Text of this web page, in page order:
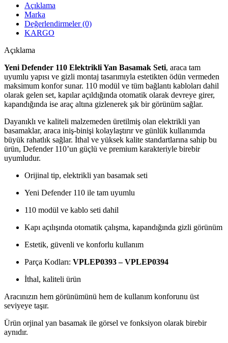
Açıklama
Marka
Değerlendirmeler (0)
KARGO
Açıklama
Yeni Defender 110 Elektrikli Yan Basamak Seti, araca tam
uyumlu yapısı ve gizli montaj tasarımıyla estetikten ödün vermeden
maksimum konfor sunar. 110 modül ve tüm bağlantı kabloları dahil
olarak gelen set, kapılar açıldığında otomatik olarak devreye girer,
kapandığında ise araç altına gizlenerek şık bir görünüm sağlar.
Dayanıklı ve kaliteli malzemeden üretilmiş olan elektrikli yan
basamaklar, araca iniş-binişi kolaylaştırır ve günlük kullanımda
büyük rahatlık sağlar. İthal ve yüksek kalite standartlarına sahip bu
ürün, Defender 110’un güçlü ve premium karakteriyle birebir
uyumludur.
Orijinal tip, elektrikli yan basamak seti
Yeni Defender 110 ile tam uyumlu
110 modül ve kablo seti dahil
Kapı açılışında otomatik çalışma, kapandığında gizli görünüm
Estetik, güvenli ve konforlu kullanım
Parça Kodları: VPLEP0393 – VPLEP0394
İthal, kaliteli ürün
Aracınızın hem görünümünü hem de kullanım konforunu üst
seviyeye taşır.
Ürün orjinal yan basamak ile görsel ve fonksiyon olarak birebir
aynıdır.